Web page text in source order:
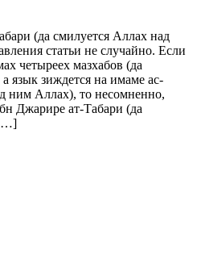
(да смилуется Аллах над
статьи не случайно. Если
четыреех мазхабов (да
язык зиждется на имаме ас-
ним Аллах), то несомненно,
Джарире ат-Табари (да
[…]